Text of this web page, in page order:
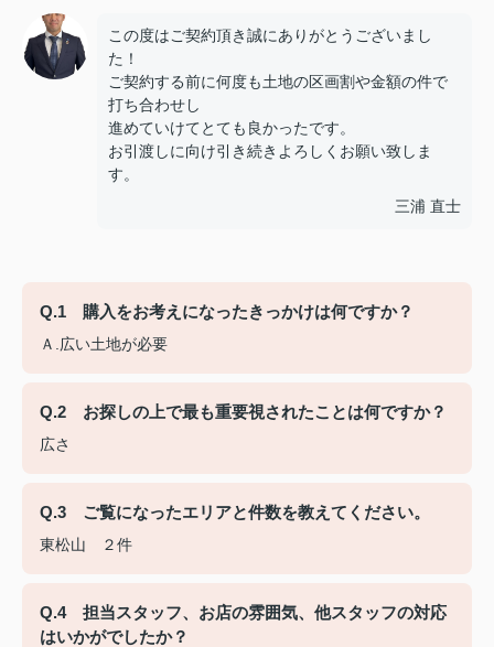
この度はご契約頂き誠にありがとうございまし
た！
ご契約する前に何度も土地の区画割や金額の件で
打ち合わせし
進めていけてとても良かったです。
お引渡しに向け引き続きよろしくお願い致しま
す。
三浦 直士
Q.1 購入をお考えになったきっかけは何ですか？
Ａ.広い土地が必要
Q.2 お探しの上で最も重要視されたことは何ですか？
広さ
Q.3 ご覧になったエリアと件数を教えてください。
東松山 ２件
Q.4 担当スタッフ、お店の雰囲気、他スタッフの対応
はいかがでしたか？